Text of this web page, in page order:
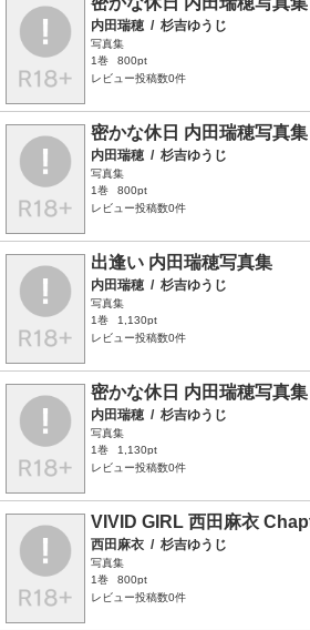
内田瑞穂 / 杉吉ゆうじ
写真集
1巻
800pt
レビュー投稿数0件
密かな休日 内田瑞穂写真
内田瑞穂 / 杉吉ゆうじ
写真集
1巻
800pt
レビュー投稿数0件
出逢い 内田瑞穂写真集
内田瑞穂 / 杉吉ゆうじ
写真集
1巻
1,130pt
レビュー投稿数0件
密かな休日 内田瑞穂写真集
内田瑞穂 / 杉吉ゆうじ
写真集
1巻
1,130pt
レビュー投稿数0件
VIVID GIRL 西田麻衣
西田麻衣 / 杉吉ゆうじ
写真集
1巻
800pt
レビュー投稿数0件